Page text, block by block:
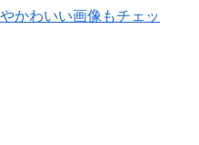
かわいい画像もチェッ